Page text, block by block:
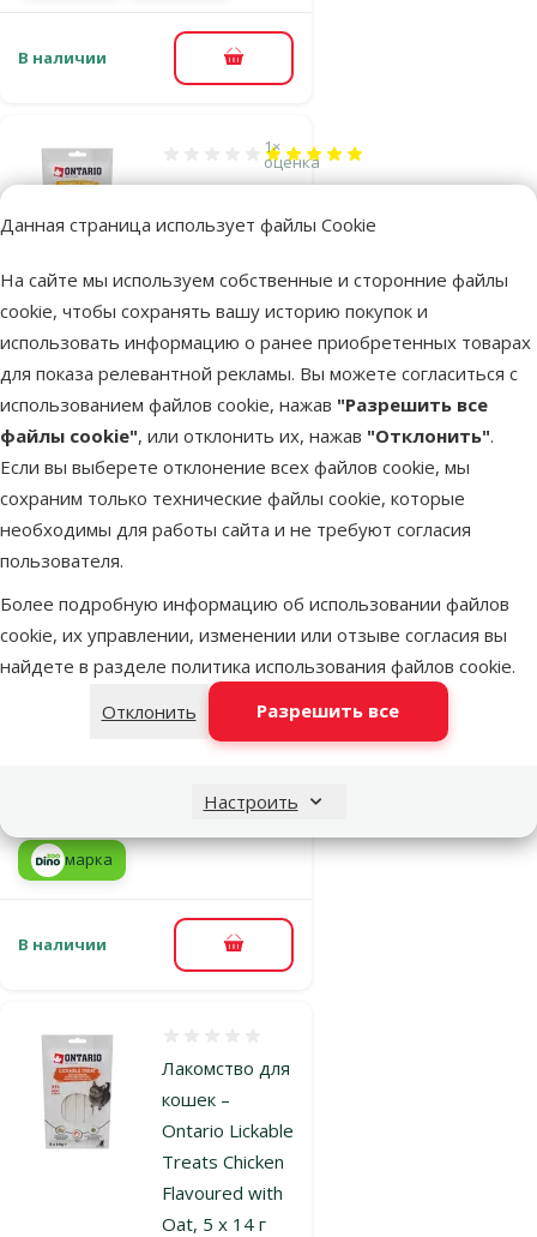
Данная страница использует файлы Cookie
На сайте мы используем собственные и сторонние файлы
cookie, чтобы сохранять вашу историю покупок и
использовать информацию о ранее приобретенных товарах
для показа релевантной рекламы. Вы можете согласиться с
использованием файлов cookie, нажав "Разрешить все
файлы cookie", или отклонить их, нажав "Отклонить".
Если вы выберете отклонение всех файлов cookie, мы
сохраним только технические файлы cookie, которые
необходимы для работы сайта и не требуют согласия
пользователя.
Более подробную информацию об использовании файлов
cookie, их управлении, изменении или отзыве согласия вы
найдете в разделе политика использования файлов cookie.
Отклонить
Разрешить все
Настроить
В наличии В корзину
Лакомство для
кошек – Ontario
Chicken Flavoured
with Multi Vitamins,
5 x 14 г
Оценка 100%, количество оценок: 1
1×
оценка
Цена
1,99 €
марка
В наличии В корзину
Лакомство для
кошек –
Ontario Lickable
Treats Chicken,
Оценка 0%
Цена
1,99 €
марка
В наличии В корзину
Лакомство для
кошек –
Ontario Lickable
Treats Chicken
Flavoured with
Oat, 5 x 14 г